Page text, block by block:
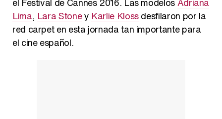
Lima, Lara Stoney Karlie Klossdesfilaron por la
red carpet en esta jornada tan importante para
el cine español.